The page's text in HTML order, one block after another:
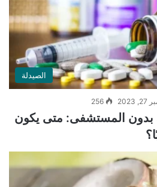
الصيدلة
256
بدون المستشفى: متى يكون